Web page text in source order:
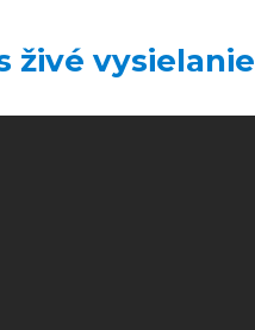
živé vysielanie